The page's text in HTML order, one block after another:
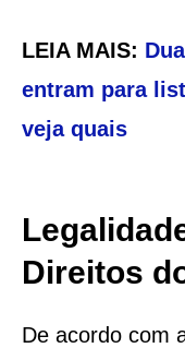
LEIA MAIS:
entram para
veja quais
Direitos
De acordo com